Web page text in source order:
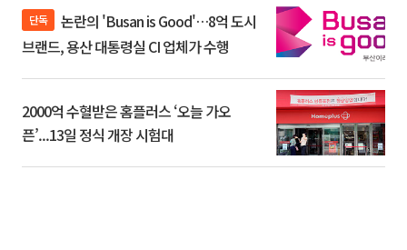
단독
브랜드, 용산 대통령실 CI 업체가 수행
2000억 수혈받은 홈플러스 ‘오늘 가오
픈’...13일 정식 개장 시험대